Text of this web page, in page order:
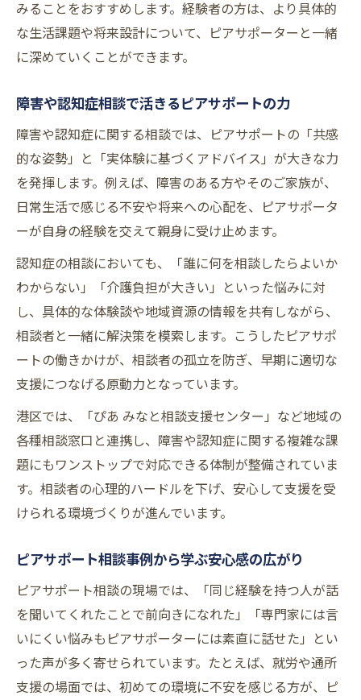
みることをおすすめします。経験者の方は、より具体的
な生活課題や将来設計について、ピアサポーターと一緒
に深めていくことができます。
障害や認知症相談で活きるピアサポートの力
障害や認知症に関する相談では、ピアサポートの「共感
的な姿勢」と「実体験に基づくアドバイス」が大きな力
を発揮します。例えば、障害のある方やそのご家族が、
日常生活で感じる不安や将来への心配を、ピアサポータ
ーが自身の経験を交えて親身に受け止めます。
認知症の相談においても、「誰に何を相談したらよいか
わからない」「介護負担が大きい」といった悩みに対
し、具体的な体験談や地域資源の情報を共有しながら、
相談者と一緒に解決策を模索します。こうしたピアサポ
ートの働きかけが、相談者の孤立を防ぎ、早期に適切な
支援につなげる原動力となっています。
港区では、「ぴあ みなと相談支援センター」など地域の
各種相談窓口と連携し、障害や認知症に関する複雑な課
題にもワンストップで対応できる体制が整備されていま
す。相談者の心理的ハードルを下げ、安心して支援を受
けられる環境づくりが進んでいます。
ピアサポート相談事例から学ぶ安心感の広がり
ピアサポート相談の現場では、「同じ経験を持つ人が話
を聞いてくれたことで前向きになれた」「専門家には言
いにくい悩みもピアサポーターには素直に話せた」とい
った声が多く寄せられています。たとえば、就労や通所
支援の場面では、初めての環境に不安を感じる方が、ピ